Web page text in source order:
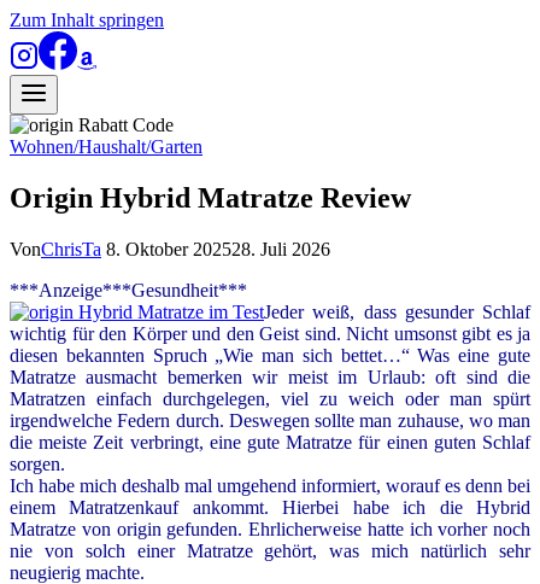
Zum Inhalt springen
Wohnen/Haushalt/Garten
Origin Hybrid Matratze Review
VonChrisTa 8. Oktober 202528. Juli 2026
***Anzeige***Gesundheit***
Jeder weiß, dass gesunder Schlaf
wichtig für den Körper und den Geist sind. Nicht umsonst gibt es ja
diesen bekannten Spruch „Wie man sich bettet…“ Was eine gute
Matratze ausmacht bemerken wir meist im Urlaub: oft sind die
Matratzen einfach durchgelegen, viel zu weich oder man spürt
irgendwelche Federn durch. Deswegen sollte man zuhause, wo man
die meiste Zeit verbringt, eine gute Matratze für einen guten Schlaf
sorgen.
Ich habe mich deshalb mal umgehend informiert, worauf es denn bei
einem Matratzenkauf ankommt. Hierbei habe ich die Hybrid
Matratze von origin gefunden. Ehrlicherweise hatte ich vorher noch
nie von solch einer Matratze gehört, was mich natürlich sehr
neugierig machte.